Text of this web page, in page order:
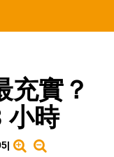
充實？
小時
|